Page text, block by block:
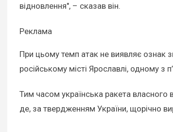
відновлення", – сказав він.
Реклама
При цьому темп атак не виявляє ознак
російському місті Ярославлі, одному з
Тим часом українська ракета власного
де, за твердженням України, щорічно